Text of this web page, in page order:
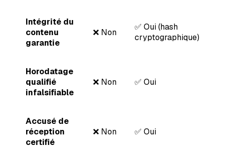
Intégrité du
contenu
garantie
❌ Non
✅ Oui (hash
cryptographique)
Horodatage
qualifié
infalsifiable
❌ Non ✅ Oui
Accusé de
réception
certifié
❌ Non ✅ Oui